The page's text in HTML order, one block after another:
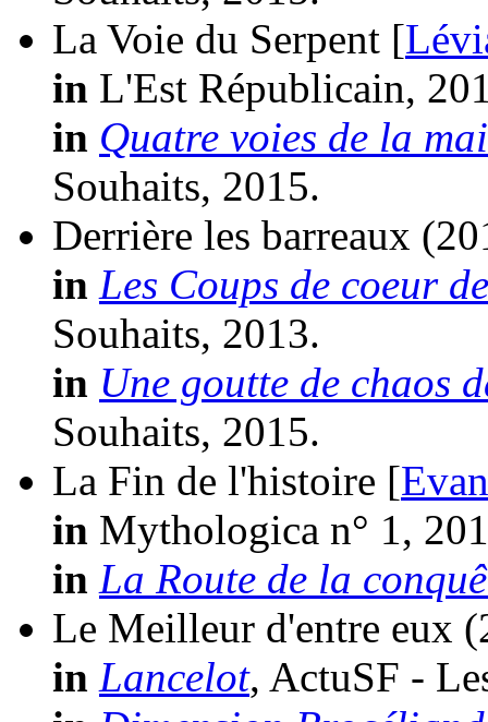
La Voie du Serpent [
in L'Est Républicain,
in Quatre voies de la
Souhaits, 2015.
Derrière les barreaux
in Les Coups de coeur
Souhaits, 2013.
in Une goutte de chaos
Souhaits, 2015.
La Fin de l'histoire [
in Mythologica n° 1,
in La Route de la
Le Meilleur d'entre eux
in Lancelot, ActuSF -